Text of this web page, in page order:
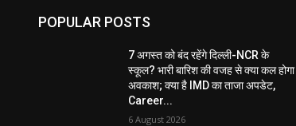
POPULAR POSTS
7 अगस्त को बंद रहेंगे दिल्ली-NCR के
स्कूल? भारी बारिश की वजह से क्या कल होगा
अवकाश; क्या है IMD का ताजा अपडेट,
Career...
6 August 2026